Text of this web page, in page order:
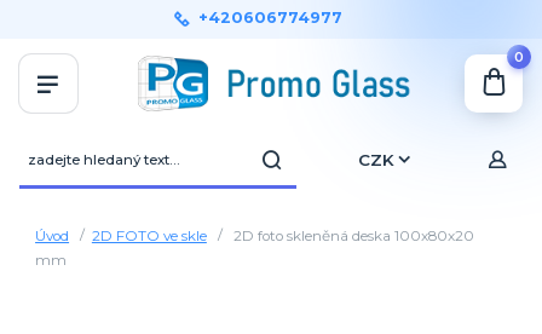
CZK
+420606774977
0
Úvod 2D FOTO ve skle
2D foto skleněná deska 100x80x20
mm